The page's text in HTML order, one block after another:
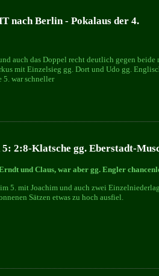
nach Berlin - Pokalaus der 4.
auch das Doppel recht deutlich gegen
mit Einzelsieg gg. Dort und Udo gg.
5. war schneller
2:8-Klatsche gg. Eberstadt-
und Claus, war aber gg. Engler
5. mit Joachim und auch zwei
Sätzen etwas zu hoch ausfiel.